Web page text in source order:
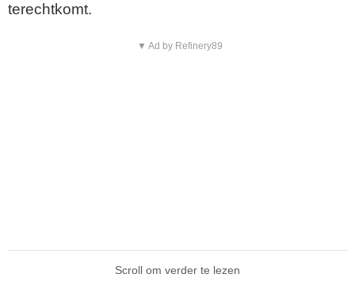
terechtkomt.
▼ Ad by Refinery89
Scroll om verder te lezen